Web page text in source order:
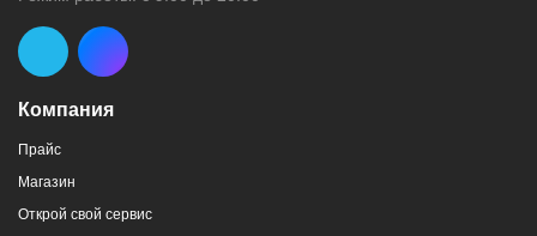
Компания
Прайс
Магазин
Открой свой сервис